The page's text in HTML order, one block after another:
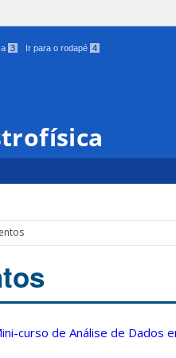
3 Ir para o rodapé 4
curso de Análise de Dados